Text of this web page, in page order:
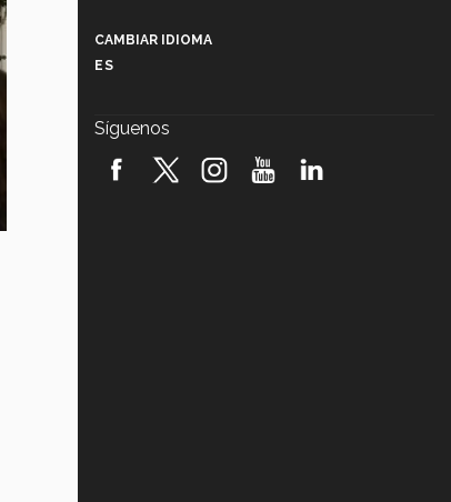
robótica FIRST 2026! (video)
CAMBIAR IDIOMA
ES
Síguenos